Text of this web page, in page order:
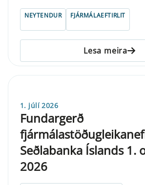
NEYTENDUR FJÁRMÁLAEFTIRLIT
Lesa meira
1. júlí 2026
Fundargerð
Seðlabanka Íslands 1.
2026